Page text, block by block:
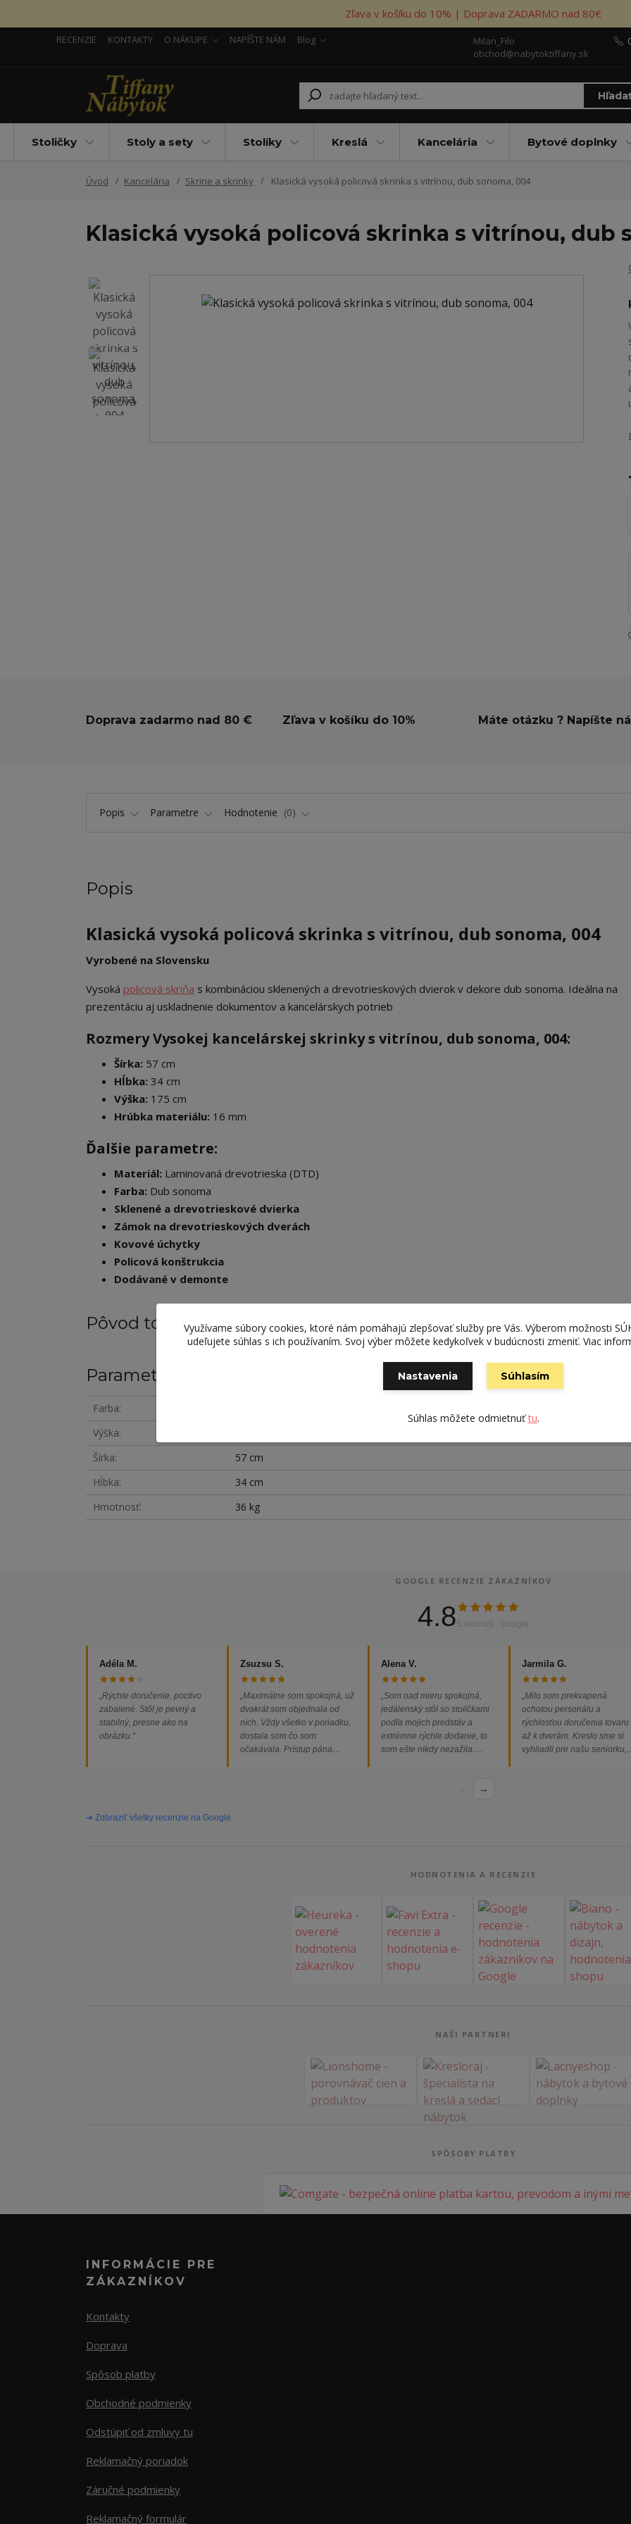
Zľava v košíku do 10% | Doprava ZADARMO nad 80€
RECENZIE KONTAKTY O NÁKUPE NAPÍŠTE NÁM
Blog
Milan_Filo
obchod@nabytoktiffany.sk
Stoličky Stoly a sety Stolíky Kreslá Kancelária Bytové doplnky
Úvod Kancelária Skrine a skrinky Klasická vysoká policová skrinka s vitrínou, dub sonoma, 004
Klasická vysoká policová skrinka s vitrínou, dub
Doprava zadarmo nad 80 € Zľava v košíku do 10% Máte otázku ? Napíšte
Popis Parametre Hodnotenie 0
Popis
Klasická vysoká policová skrinka s vitrínou, dub sonoma, 004
Vyrobené na Slovensku
Vysoká policová skriňa s kombináciou sklenených a drevotrieskových dvierok v dekore dub sonoma. Ideálna na
prezentáciu aj uskladnenie dokumentov a kancelárskych potrieb
Rozmery Vysokej kancelárskej skrinky s vitrínou, dub sonoma, 004:
Šírka: 57 cm
Hĺbka: 34 cm
Výška: 175 cm
Hrúbka materiálu: 16 mm
Ďalšie parametre:
Materiál: Laminovaná drevotrieska (DTD)
Farba: Dub sonoma
Sklenené a drevotrieskové dvierka
Zámok na drevotrieskových dverách
Kovové úchytky
Policová konštrukcia
Dodávané v demonte
Pôvod tovaru
Parametre
Farba
Výška
Šírka
57 cm
Hĺbka
34 cm
Hmotnosť
36 kg
GOOGLE RECENZIE ZÁKAZNÍKOV
4.85 recenzií · Google
Adéla M.
„Rýchle doručenie, poctivo
zabalené. Stôl je pevný a
stabilný, presne ako na
obrázku.“
Zsuzsu S.
„Maximálne som spokojná, už
dvakrát som objednala od
nich. Vždy všetko v poriadku,
dostala som čo som
očakávala. Prístup pána
Alena V.
„Som nad mieru spokojná,
jedálenský stôl so stoličkami
podľa mojich predstáv a
extrémne rýchle dodanie, to
som ešte nikdy nezažila.
Jarmila G.
„Milo som prekvapená
ochotou personálu a
rýchlosťou doručenia tovaru
až k dverám. Kreslo sme si
vyhliadli pre našu seniorku,
→
➔ Zobraziť všetky recenzie na Google
HODNOTENIA A RECENZIE
NAŠI PARTNERI
SPÔSOBY PLATBY
INFORMÁCIE PRE
ZÁKAZNÍKOV
Kontakty
Doprava
Spôsob platby
Obchodné podmienky
Odstúpiť od zmluvy tu
Reklamačný poriadok
Záručné podmienky
Reklamačný formulár
Využívame súbory cookies, ktoré nám pomáhajú zlepšovať služby pre Vás. Výberom možnosti
udeľujete súhlas s ich používaním. Svoj výber môžete kedykoľvek v budúcnosti zmeniť. Viac
Nastavenia Súhlasím
Súhlas môžete odmietnuťtu.